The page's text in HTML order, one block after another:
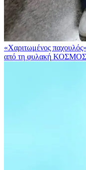
«Χαριτωμένος
από τη φυλακή ΚΟΣΜΟΣ